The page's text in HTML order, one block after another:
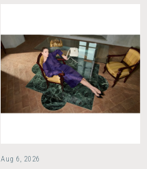
Aug 6, 2026